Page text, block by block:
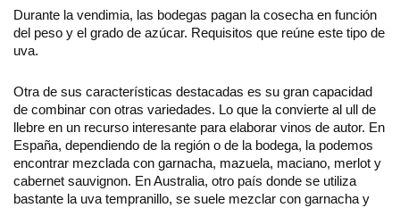
Durante la vendimia, las bodegas pagan la cosecha en función
del peso y el grado de azúcar. Requisitos que reúne este tipo de
uva.
Otra de sus características destacadas es su gran capacidad
de combinar con otras variedades. Lo que la convierte al ull de
llebre en un recurso interesante para elaborar vinos de autor. En
España, dependiendo de la región o de la bodega, la podemos
encontrar mezclada con garnacha, mazuela, maciano, merlot y
cabernet sauvignon. En Australia, otro país donde se utiliza
bastante la uva tempranillo, se suele mezclar con garnacha y